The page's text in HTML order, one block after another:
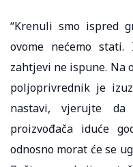
“Krenuli smo ispred
ovome nećemo
zahtjevi ne ispune. Na
poljoprivrednik je
nastavi, vjerujte da
proizvođača iduće
odnosno morat će se